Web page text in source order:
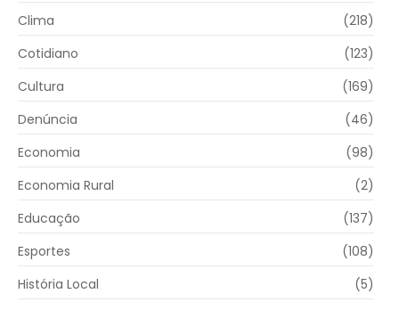
Clima
(218)
Cotidiano
(123)
Cultura
(169)
Denúncia
(46)
Economia
(98)
Economia Rural
(2)
Educação
(137)
Esportes
(108)
História Local
(5)